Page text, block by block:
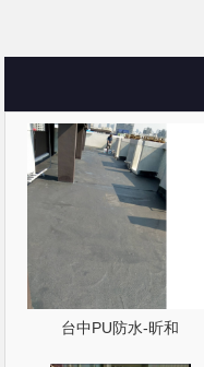
台中PU防水-昕和